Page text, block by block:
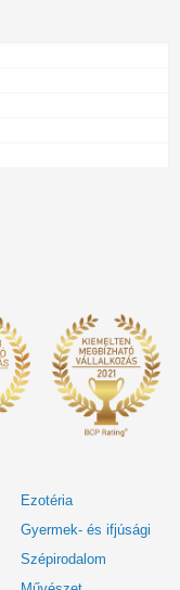
Ezotéria
Gyermek- és ifjúsági
Szépirodalom